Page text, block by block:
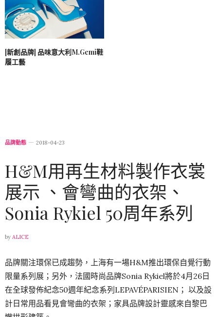
[新創品牌] 品味意大利M.Gemi鞋
履工藝
品牌動態 2018-04-23
H&M用再生材料製作衣裳
展示 、會彎曲的衣架、
Sonia Rykiel 50周年系列
by ALICE
品牌關注環保已成趨勢，上海有一場H&M推出環保自覺行動
限量系列展；另外，法國時尚品牌Sonia Rykiel將於4月26日
在全球發佈紀念50週年紀念系列LEPAVÉPARISIEN； 以及設
計日常用品看見會彎曲的衣架；家具品牌設計靈感來自黎巴